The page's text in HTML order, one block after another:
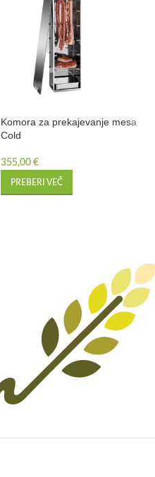
Komora za prekajevanje mesa
Cold
355,00 €
PREBERI VEČ